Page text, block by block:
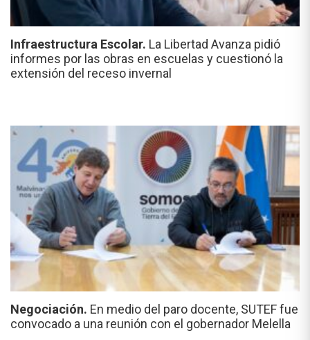
Infraestructura Escolar. La Libertad Avanza pidió
informes por las obras en escuelas y cuestionó la
extensión del receso invernal
Negociación. En medio del paro docente, SUTEF fue
convocado a una reunión con el gobernador Melella